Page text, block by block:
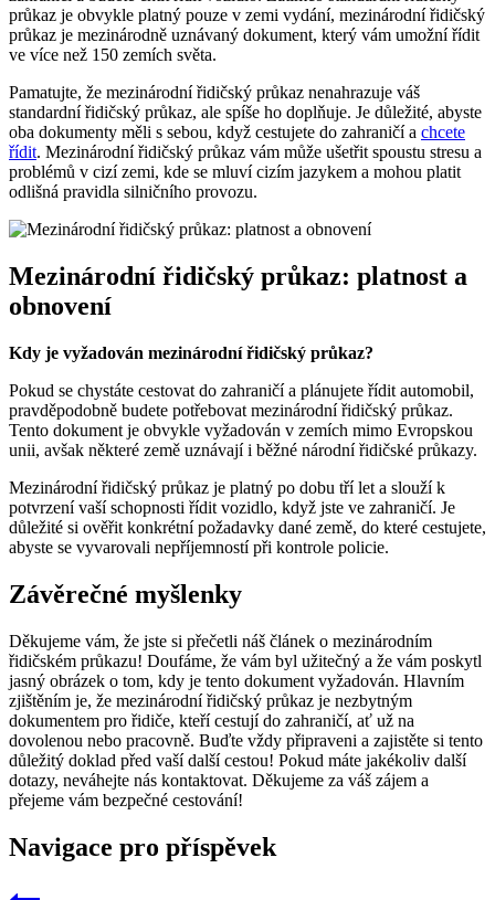
průkaz je obvykle platný pouze v zemi vydání, mezinárodní řidičský
průkaz je mezinárodně uznávaný dokument, který vám umožní řídit
ve více než 150 zemích světa.
Pamatujte, že mezinárodní řidičský průkaz nenahrazuje váš
standardní řidičský průkaz, ale spíše ho doplňuje. Je důležité, abyste
oba dokumenty měli s sebou, když cestujete do zahraničí a chcete
řídit. Mezinárodní řidičský průkaz vám může ušetřit spoustu stresu a
problémů v cizí zemi, kde se mluví cizím jazykem a mohou platit
odlišná pravidla silničního provozu.
Mezinárodní řidičský průkaz: platnost a
obnovení
Kdy je vyžadován mezinárodní řidičský průkaz?
Pokud se chystáte cestovat do zahraničí a plánujete řídit automobil,
pravděpodobně budete potřebovat mezinárodní řidičský průkaz.
Tento dokument je obvykle vyžadován v zemích mimo Evropskou
unii, avšak některé země uznávají i běžné národní řidičské průkazy.
Mezinárodní řidičský průkaz je platný po dobu tří let a slouží k
potvrzení vaší schopnosti řídit vozidlo, když jste ve zahraničí. Je
důležité si ověřit konkrétní požadavky dané země, do které cestujete,
abyste se vyvarovali nepříjemností při kontrole policie.
Závěrečné myšlenky
Děkujeme vám, že jste si přečetli náš článek o mezinárodním
řidičském průkazu! Doufáme, že vám byl užitečný a že vám poskytl
jasný obrázek o tom, kdy je tento dokument vyžadován. Hlavním
zjištěním je, že mezinárodní řidičský průkaz je nezbytným
dokumentem pro řidiče, kteří cestují do zahraničí, ať už na
dovolenou nebo pracovně. Buďte vždy připraveni a zajistěte si tento
důležitý doklad před vaší další cestou! Pokud máte jakékoliv další
dotazy, neváhejte nás kontaktovat. Děkujeme za váš zájem a
přejeme vám bezpečné cestování!
Navigace pro příspěvek